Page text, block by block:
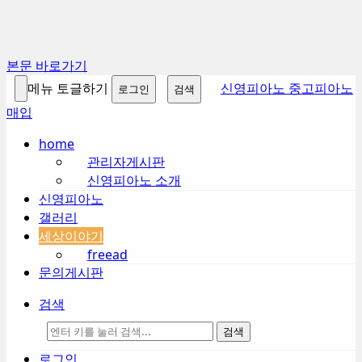
본문 바로가기
메뉴 토글하기
로그인 검색
신영피아노 중고피아노
매입
home
관리자게시판
신영피아노 소개
신영피아노
갤러리
세상이야기
freead
문의게시판
검색
검색